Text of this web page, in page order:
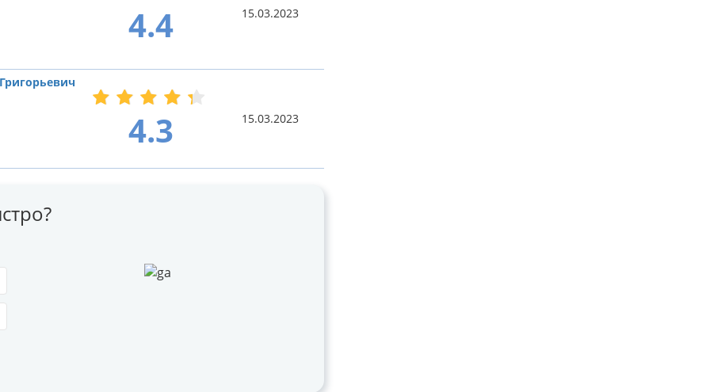
4.4 15.03.2023
4.3 15.03.2023